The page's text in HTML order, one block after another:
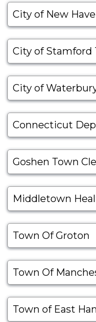
City of New
City of Stamford
City of
Connecticut
Goshen Town
Middletown
Town Of Groton
Town Of
Town of East